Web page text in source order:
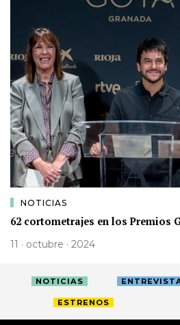
NOTICIAS
62 cortometrajes en los Premios
11 · octubre · 2024
NOTICIAS
ESTRENOS